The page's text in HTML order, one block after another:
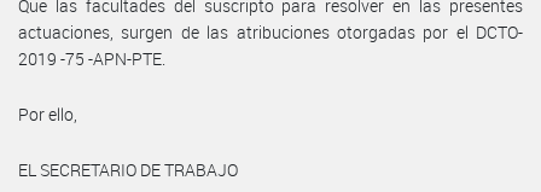
Que las facultades del suscripto para resolver en las presentes
actuaciones, surgen de las atribuciones otorgadas por el DCTO-
2019 -75 -APN-PTE.
Por ello,
EL SECRETARIO DE TRABAJO